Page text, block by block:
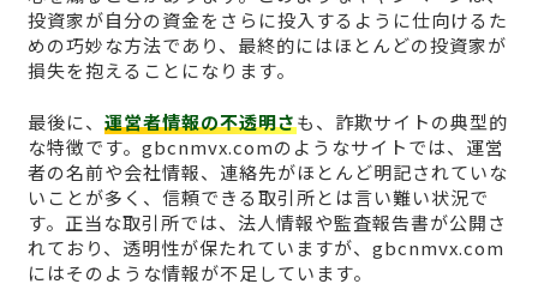
投資家が自分の資金をさらに投入するように仕向けるた
めの巧妙な方法であり、最終的にはほとんどの投資家が
損失を抱えることになります。
最後に、 運営者情報の不透明さも、詐欺サイトの典型的
な特徴です。gbcnmvx.comのようなサイトでは、運営
者の名前や会社情報、連絡先がほとんど明記されていな
いことが多く、信頼できる取引所とは言い難い状況で
す。正当な取引所では、法人情報や監査報告書が公開さ
れており、透明性が保たれていますが、gbcnmvx.com
にはそのような情報が不足しています。